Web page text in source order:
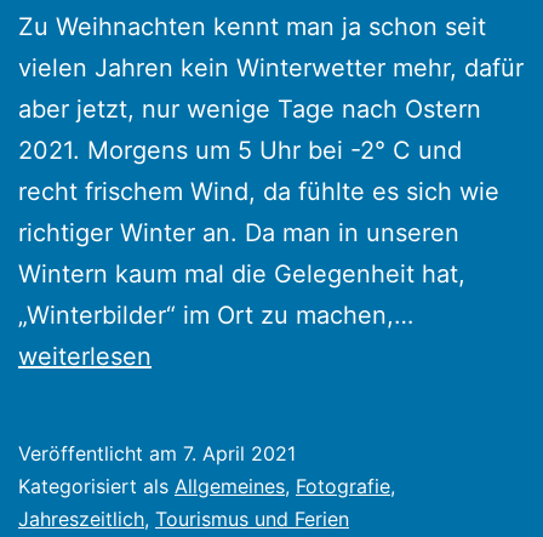
Zu Weihnachten kennt man ja schon seit
vielen Jahren kein Winterwetter mehr, dafür
aber jetzt, nur wenige Tage nach Ostern
2021. Morgens um 5 Uhr bei -2° C und
recht frischem Wind, da fühlte es sich wie
richtiger Winter an. Da man in unseren
Wintern kaum mal die Gelegenheit hat,
„Winterbilder“ im Ort zu machen,…
weiterlesen
Veröffentlicht am 7. April 2021
Kategorisiert als Allgemeines, Fotografie,
Jahreszeitlich, Tourismus und Ferien